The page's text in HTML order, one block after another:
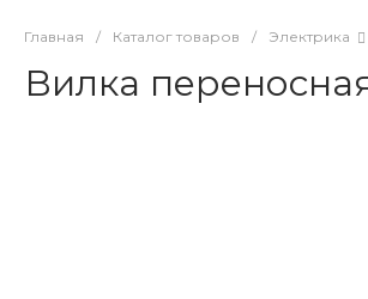
Главная / Каталог товаров / Электрика
Вилка